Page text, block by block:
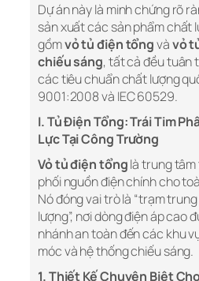
Dự án này là minh chứng rõ
sản xuất các sản phẩm chất
gồmvỏ tủ điện tổngvàvỏ
chiếu sáng, tất cả đều tuân
các tiêu chuẩn chất lượng
9001:2008 và IEC 60529.
I. Tủ Điện Tổng: Trái Tim
Lực Tại Công Trường
Vỏ tủ điện tổnglà trung
phối nguồn điện chính cho
Nó đóng vai trò là “trạm
lượng”, nơi dòng điện áp cao
nhánh an toàn đến các khu
móc và hệ thống chiếu sáng.
1. Thiết Kế Chuyên Biệt